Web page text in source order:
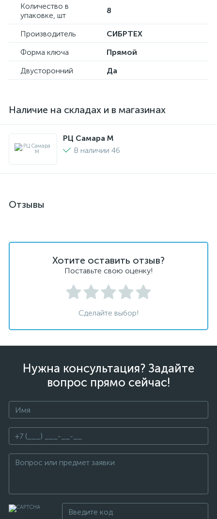
Количество в
упаковке, шт
8
Производитель
СИБРТЕХ
Форма ключа
Прямой
Двусторонний
Да
Наличие на складах и в магазинах
РЦ Самара M
В наличии 46
Отзывы
Хотите оставить отзыв?
Поставьте свою оценку!
Сделайте выбор!
Нужна консультация? Задайте
вопрос прямо сейчас!